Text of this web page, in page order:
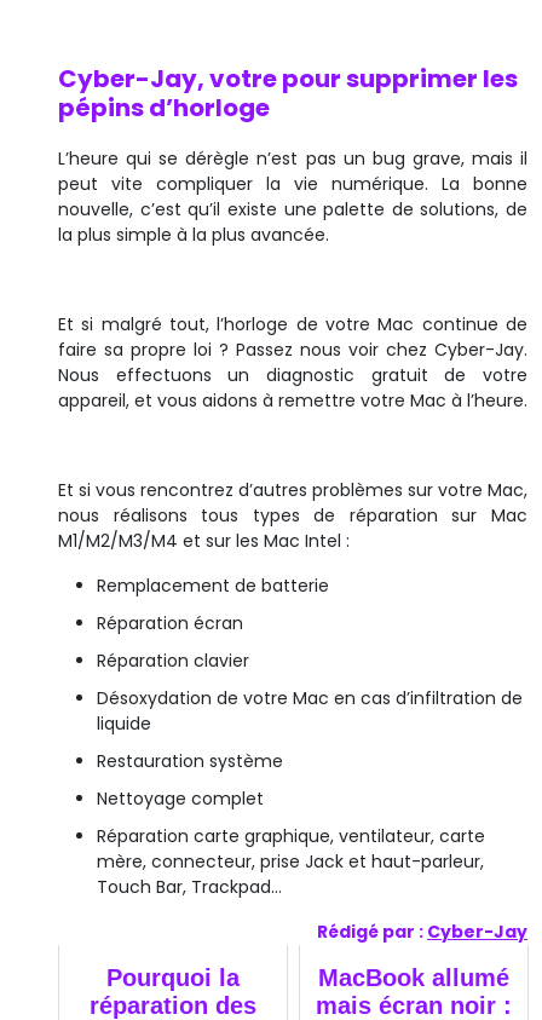
Cyber-Jay, votre pour supprimer les
pépins d’horloge
L’heure qui se dérègle n’est pas un bug grave, mais il
peut vite compliquer la vie numérique. La bonne
nouvelle, c’est qu’il existe une palette de solutions, de
la plus simple à la plus avancée.
Et si malgré tout, l’horloge de votre Mac continue de
faire sa propre loi ? Passez nous voir chez Cyber-Jay.
Nous effectuons un diagnostic gratuit de votre
appareil, et vous aidons à remettre votre Mac à l’heure.
Et si vous rencontrez d’autres problèmes sur votre Mac,
nous réalisons tous types de réparation sur Mac
M1/M2/M3/M4 et sur les Mac Intel :
Remplacement de batterie
Réparation écran
Réparation clavier
Désoxydation de votre Mac en cas d’infiltration de
liquide
Restauration système
Nettoyage complet
Réparation carte graphique, ventilateur, carte
mère, connecteur, prise Jack et haut-parleur,
Touch Bar, Trackpad…
Rédigé par : Cyber-Jay
Pourquoi la
réparation des
MacBook allumé
mais écran noir :